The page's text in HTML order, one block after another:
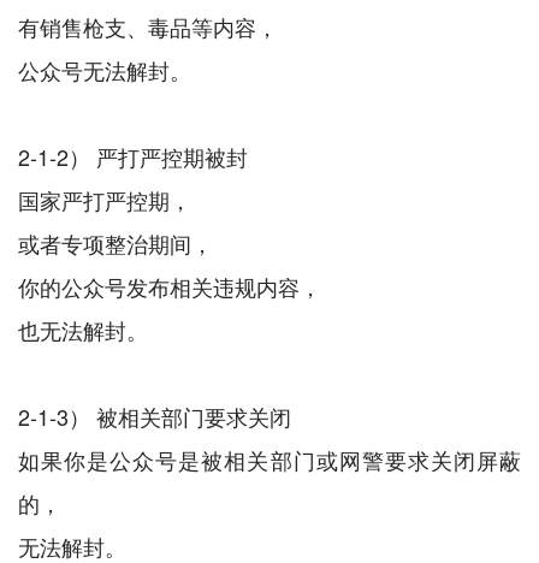
有销售枪支、毒品等内容，
公众号无法解封。
2-1-2） 严打严控期被封
国家严打严控期，
或者专项整治期间，
你的公众号发布相关违规内容，
也无法解封。
2-1-3） 被相关部门要求关闭
如果你是公众号是被相关部门或网警要求关闭屏蔽
的，
无法解封。